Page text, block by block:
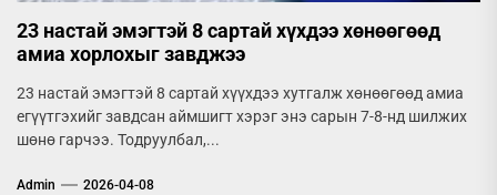
23 настай эмэгтэй 8 сартай хүхдээ хөнөөгөөд
амиа хорлохыг завджээ
23 настай эмэгтэй 8 сартай хүүхдээ хутгалж хөнөөгөөд амиа
егүүтгэхийг завдсан аймшигт хэрэг энэ сарын 7-8-нд шилжих
шөнө гарчээ. Тодруулбал,...
Admin 2026-04-08